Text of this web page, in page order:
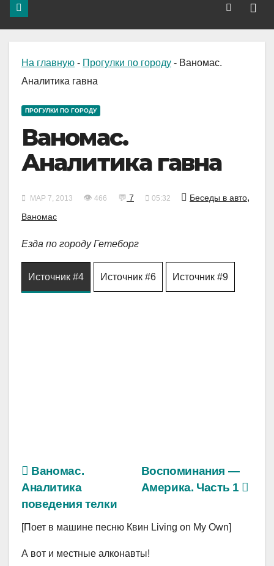
На главную - Прогулки по городу - Ваномас.
Аналитика гавна
ПРОГУЛКИ ПО ГОРОДУ
Ваномас.
Аналитика гавна
МАР 7, 2013 👁 466 💬 7 05:32 Беседы в авто,
Ваномас
Езда по городу Гетеборг
Источник #4 Источник #6 Источник #9
Воспоминания —
Америка. Часть 1
Ваномас.
Аналитика
поведения телки
[Поет в машине песню Квин Living on My Own]
А вот и местные алконавты!